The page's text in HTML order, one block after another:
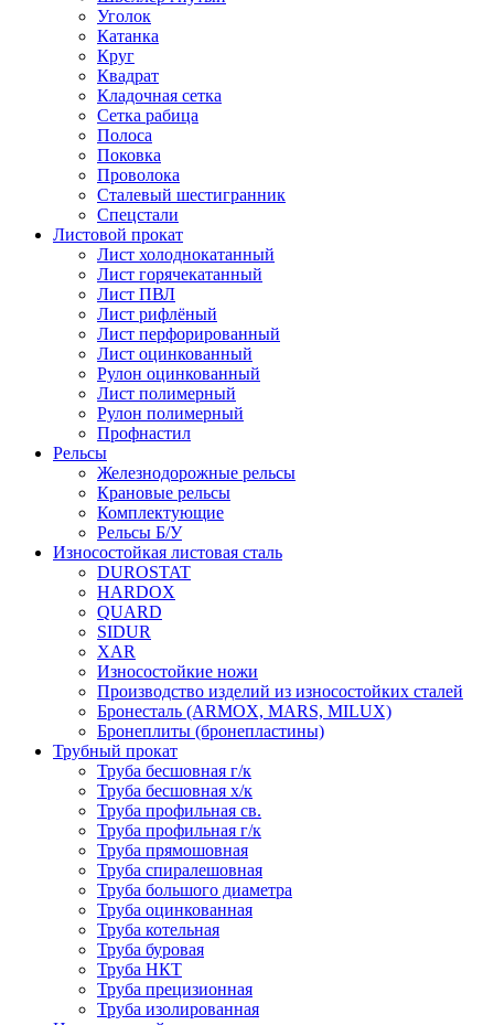
Уголок
Катанка
Круг
Квадрат
Кладочная сетка
Сетка рабица
Полоса
Поковка
Проволока
Сталевый шестигранник
Спецстали
Листовой прокат
Лист холоднокатанный
Лист горячекатанный
Лист ПВЛ
Лист рифлёный
Лист перфорированный
Лист оцинкованный
Рулон оцинкованный
Лист полимерный
Рулон полимерный
Профнастил
Рельсы
Железнодорожные рельсы
Крановые рельсы
Комплектующие
Рельсы Б/У
Износостойкая листовая сталь
DUROSTAT
HARDOX
QUARD
SIDUR
XAR
Износостойкие ножи
Производство изделий из износостойких сталей
Бронесталь (ARMOX, MARS, MILUX)
Бронеплиты (бронепластины)
Трубный прокат
Труба бесшовная г/к
Труба бесшовная х/к
Труба профильная св.
Труба профильная г/к
Труба прямошовная
Труба спиралешовная
Труба большого диаметра
Труба оцинкованная
Труба котельная
Труба буровая
Труба НКТ
Труба прецизионная
Труба изолированная